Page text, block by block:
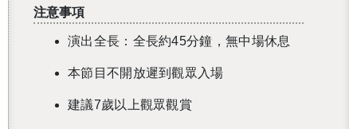
注意事項
演出全長：全長約45分鐘，無中場休息
本節目不開放遲到觀眾入場
建議7歲以上觀眾觀賞